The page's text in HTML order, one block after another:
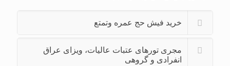
خرید فیش حج عمره وتمتع
مجری تورهای عتبات عالیات، ویزای عراق
انفرادی و گروهی